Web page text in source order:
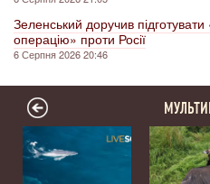
Зеленський доручив підготувати
операцію» проти Росії
6 Серпня 2026 20:46